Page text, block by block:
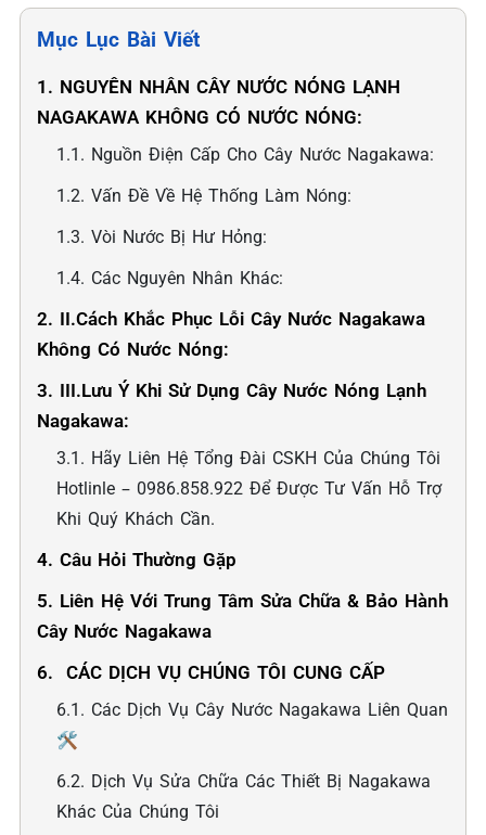
Mục Lục Bài Viết
1. NGUYÊN NHÂN CÂY NƯỚC NÓNG LẠNH
NAGAKAWA KHÔNG CÓ NƯỚC NÓNG:
1.1. Nguồn Điện Cấp Cho Cây Nước Nagakawa:
1.2. Vấn Đề Về Hệ Thống Làm Nóng:
1.3. Vòi Nước Bị Hư Hỏng:
1.4. Các Nguyên Nhân Khác:
2. II.Cách Khắc Phục Lỗi Cây Nước Nagakawa
Không Có Nước Nóng:
3. III.Lưu Ý Khi Sử Dụng Cây Nước Nóng Lạnh
Nagakawa:
3.1. Hãy Liên Hệ Tổng Đài CSKH Của Chúng Tôi
Hotlinle – 0986.858.922 Để Được Tư Vấn Hỗ Trợ
Khi Quý Khách Cần.
4. Câu Hỏi Thường Gặp
5. Liên Hệ Với Trung Tâm Sửa Chữa & Bảo Hành
Cây Nước Nagakawa
6. ️ CÁC DỊCH VỤ CHÚNG TÔI CUNG CẤP
6.1. Các Dịch Vụ Cây Nước Nagakawa Liên Quan
🛠️
6.2. Dịch Vụ Sửa Chữa Các Thiết Bị Nagakawa
Khác Của Chúng Tôi